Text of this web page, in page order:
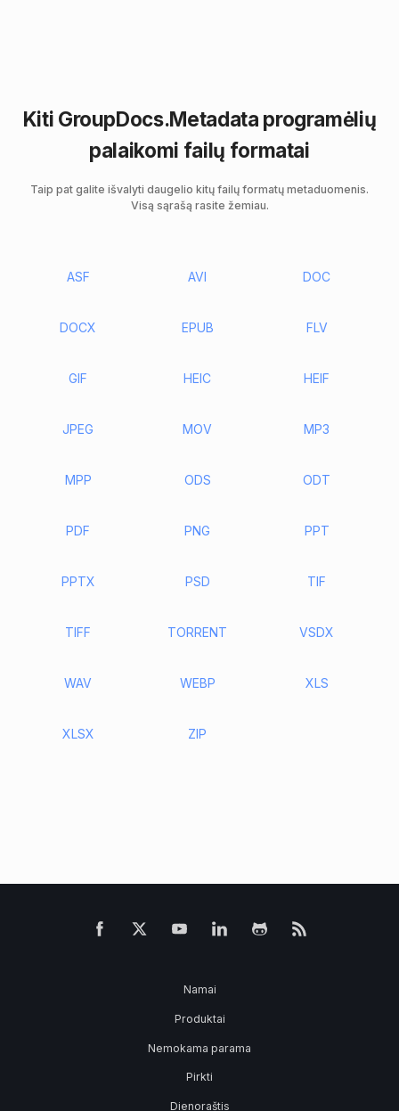
Kiti GroupDocs.Metadata programėlių
palaikomi failų formatai
Taip pat galite išvalyti daugelio kitų failų formatų metaduomenis.
Visą sąrašą rasite žemiau.
ASF AVI DOC
DOCX EPUB FLV
GIF HEIC HEIF
JPEG MOV MP3
MPP ODS ODT
PDF PNG PPT
PPTX PSD TIF
TIFF TORRENT VSDX
WAV WEBP XLS
XLSX ZIP
Namai
Produktai
Nemokama parama
Pirkti
Dienoraštis